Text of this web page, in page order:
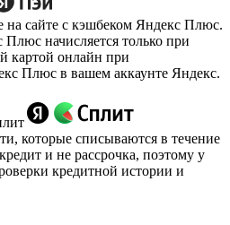
на сайте с кэшбеком Яндекс Плюс.
начисляется только при
картой онлайн при
Плюс в вашем аккаунте Яндекс.
которые списываются в течение
и не рассрочка, поэтому у
кредитной истории и